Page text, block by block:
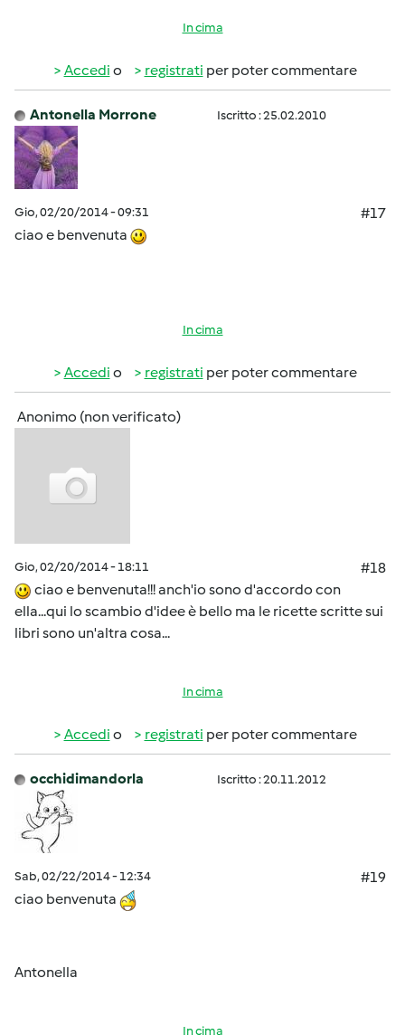
In cima
Accedi o registrati per poter commentare
Antonella Morrone Iscritto : 25.02.2010
Gio, 02/20/2014 - 09:31
#17
ciao e benvenuta
In cima
Accedi o registrati per poter commentare
Anonimo (non verificato)
Gio, 02/20/2014 - 18:11
#18
ciao e benvenuta!!! anch'io sono d'accordo con
ella...qui lo scambio d'idee è bello ma le ricette scritte sui
libri sono un'altra cosa...
In cima
Accedi o registrati per poter commentare
occhidimandorla Iscritto : 20.11.2012
Sab, 02/22/2014 - 12:34
#19
ciao benvenuta
Antonella
In cima